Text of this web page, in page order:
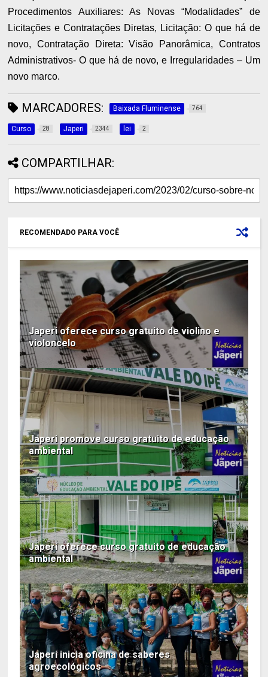
Procedimentos Auxiliares: As Novas “Modalidades” de
Licitações e Contratações Diretas, Licitação: O que há de
novo, Contratação Direta: Visão Panorâmica, Contratos
Administrativos- O que há de novo, e Irregularidades – Um
novo marco.
MARCADORES: Baixada Fluminense 764
Curso 28 Japeri 2344 lei 2
COMPARTILHAR:
RECOMENDADO PARA VOCÊ
Japeri oferece curso gratuito de violino e
violoncelo
Japeri promove curso gratuito de educação
ambiental
Japeri oferece curso gratuito de educação
ambiental
Japeri inicia oficina de saberes
agroecológicos